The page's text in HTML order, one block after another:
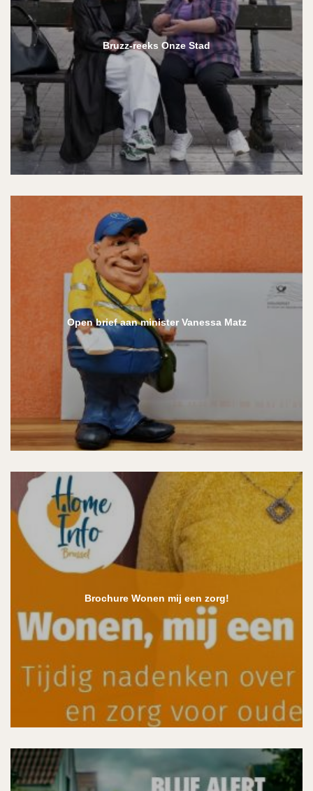
Bruzz-reeks Onze Stad
Open brief aan minister Vanessa Matz
Brochure Wonen mij een zorg!